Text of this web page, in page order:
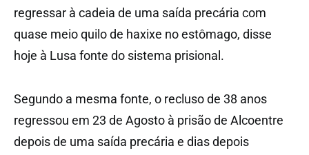
regressar à cadeia de uma saída precária com
quase meio quilo de haxixe no estômago, disse
hoje à Lusa fonte do sistema prisional.
Segundo a mesma fonte, o recluso de 38 anos
regressou em 23 de Agosto à prisão de Alcoentre
depois de uma saída precária e dias depois